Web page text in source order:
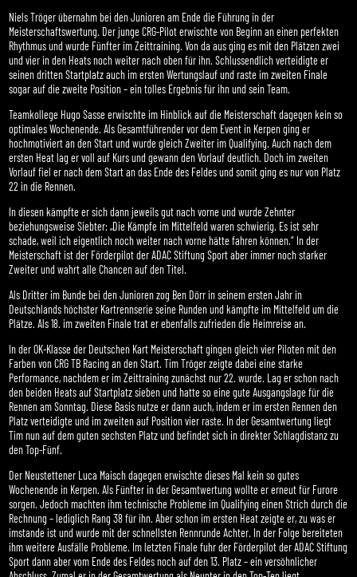
Niels Tröger übernahm bei den Junioren am Ende die Führung in der
Meisterschaftswertung. Der junge CRG-Pilot erwischte von Beginn an einen perfekten
Rhythmus und wurde Fünfter im Zeittraining. Von da aus ging es mit den Plätzen zwei
und vier in den Heats noch weiter nach oben für ihn. Schlussendlich verteidigte er
seinen dritten Startplatz auch im ersten Wertungslauf und raste im zweiten Finale
sogar auf die zweite Position – ein tolles Ergebnis für ihn und sein Team.
Teamkollege Hugo Sasse erwischte im Hinblick auf die Meisterschaft dagegen kein so
optimales Wochenende. Als Gesamtführender vor dem Event in Kerpen ging er
hochmotiviert an den Start und wurde gleich Zweiter im Qualifying. Auch nach dem
ersten Heat lag er voll auf Kurs und gewann den Vorlauf deutlich. Doch im zweiten
Vorlauf fiel er nach dem Start an das Ende des Feldes und somit ging es nur von Platz
22 in die Rennen.
In diesen kämpfte er sich dann jeweils gut nach vorne und wurde Zehnter
beziehungsweise Siebter: „Die Kämpfe im Mittelfeld waren schwierig. Es ist sehr
schade, weil ich eigentlich noch weiter nach vorne hätte fahren können.“ In der
Meisterschaft ist der Förderpilot der ADAC Stiftung Sport aber immer noch starker
Zweiter und wahrt alle Chancen auf den Titel.
Als Dritter im Bunde bei den Junioren zog Ben Dörr in seinem ersten Jahr in
Deutschlands höchster Kartrennserie seine Runden und kämpfte im Mittelfeld um die
Plätze. Als 18. im zweiten Finale trat er ebenfalls zufrieden die Heimreise an.
In der OK-Klasse der Deutschen Kart Meisterschaft gingen gleich vier Piloten mit den
Farben von CRG TB Racing an den Start. Tim Tröger zeigte dabei eine starke
Performance, nachdem er im Zeittraining zunächst nur 22. wurde. Lag er schon nach
den beiden Heats auf Startplatz sieben und hatte so eine gute Ausgangslage für die
Rennen am Sonntag. Diese Basis nutze er dann auch, indem er im ersten Rennen den
Platz verteidigte und im zweiten auf Position vier raste. In der Gesamtwertung liegt
Tim nun auf dem guten sechsten Platz und befindet sich in direkter Schlagdistanz zu
den Top-Fünf.
Der Neustettener Luca Maisch dagegen erwischte dieses Mal kein so gutes
Wochenende in Kerpen. Als Fünfter in der Gesamtwertung wollte er erneut für Furore
sorgen. Jedoch machten ihm technische Probleme im Qualifying einen Strich durch die
Rechnung – lediglich Rang 38 für ihn. Aber schon im ersten Heat zeigte er, zu was er
imstande ist und wurde mit der schnellsten Rennrunde Achter. In der Folge bereiteten
ihm weitere Ausfälle Probleme. Im letzten Finale fuhr der Förderpilot der ADAC Stiftung
Sport dann aber vom Ende des Feldes noch auf den 13. Platz – ein versöhnlicher